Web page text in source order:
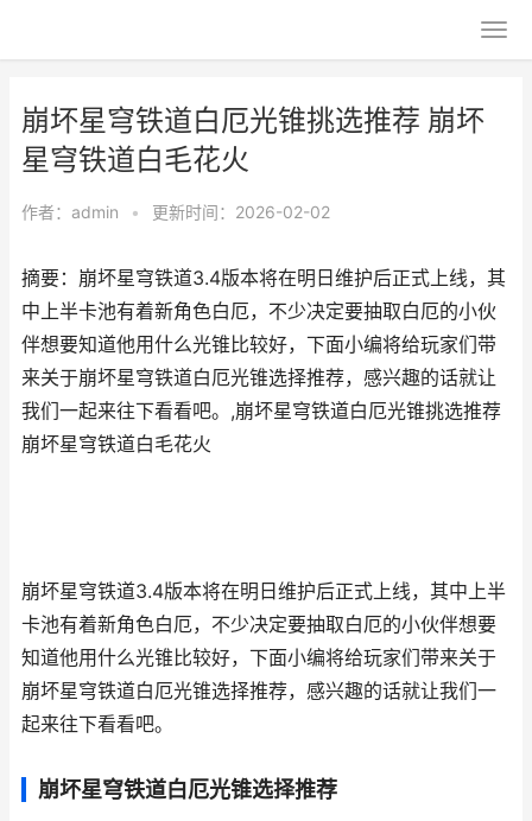
崩坏星穹铁道白厄光锥挑选推荐 崩坏
星穹铁道白毛花火
作者： admin • 更新时间：2026-02-02
摘要：崩坏星穹铁道3.4版本将在明日维护后正式上线，其
中上半卡池有着新角色白厄，不少决定要抽取白厄的小伙
伴想要知道他用什么光锥比较好，下面小编将给玩家们带
来关于崩坏星穹铁道白厄光锥选择推荐，感兴趣的话就让
我们一起来往下看看吧。,崩坏星穹铁道白厄光锥挑选推荐
崩坏星穹铁道白毛花火
崩坏星穹铁道3.4版本将在明日维护后正式上线，其中上半
卡池有着新角色白厄，不少决定要抽取白厄的小伙伴想要
知道他用什么光锥比较好，下面小编将给玩家们带来关于
崩坏星穹铁道白厄光锥选择推荐，感兴趣的话就让我们一
起来往下看看吧。
崩坏星穹铁道白厄光锥选择推荐